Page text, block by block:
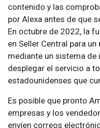
contenido y las
por Alexa antes de que
En octubre de 2022, la
en Seller Central para
mediante un sistema de
desplegar el servicio a
estadounidenses que
Es posible que pronto
empresas y los
envíen correos